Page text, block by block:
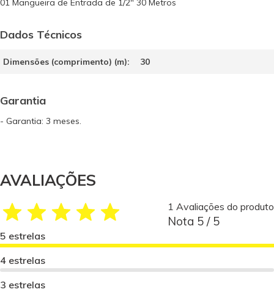
01 Mangueira de Entrada de 1/2" 30 Metros
Dados Técnicos
Dimensões (comprimento) (m): 30
Garantia
- Garantia: 3 meses.
AVALIAÇÕES
1 Avaliações do produto
Nota 5 / 5
5 estrelas
4 estrelas
3 estrelas